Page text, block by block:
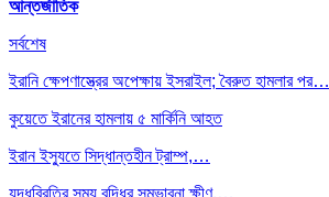
আন্তর্জাতিক
সর্বশেষ
ইরানি ক্ষেপণাস্ত্রের অপেক্ষায় ইসরাইল; বৈরুত হামলার পর…
কুয়েতে ইরানের হামলায় ৫ মার্কিনি আহত
ইরান ইস্যুতে সিদ্ধান্তহীন ট্রাম্প,…
যুদ্ধবিরতির সময় বৃদ্ধির সম্ভাবনা ক্ষীণ,…